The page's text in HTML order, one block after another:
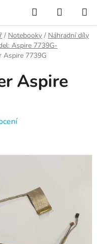
Hledat
KOŠÍK
/ Notebooky / Náhradní díly
Aspire 7739G-
Aspire 7739G
Aspire